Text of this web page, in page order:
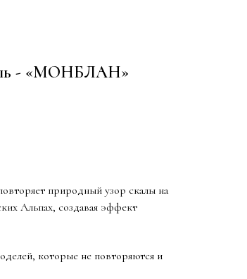
- «МОНБЛАН»
природный узор скалы на
Альпах, создавая эффект
которые не повторяются и